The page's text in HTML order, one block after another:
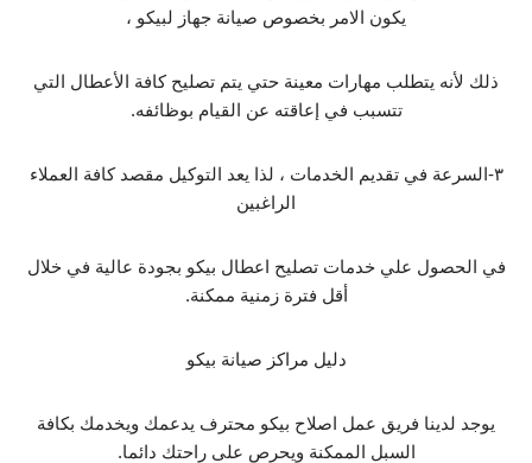
يكون الامر بخصوص صيانة جهاز لبيكو ،
ذلك لأنه يتطلب مهارات معينة حتي يتم تصليح كافة الأعطال التي
تتسبب في إعاقته عن القيام بوظائفه.
٣-السرعة في تقديم الخدمات ، لذا يعد التوكيل مقصد كافة العملاء
الراغبين
في الحصول علي خدمات تصليح اعطال بيكو بجودة عالية في خلال
أقل فترة زمنية ممكنة.
دليل مراكز صيانة بيكو
يوجد لدينا فريق عمل اصلاح بيكو محترف يدعمك ويخدمك بكافة
السبل الممكنة ويحرص على راحتك دائما.